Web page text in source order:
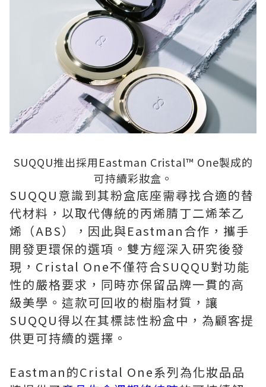
SUQQU推出採用Eastman Cristal™ One製成的
可持續彩妝盒。
SUQQU意識到其粉盒底座需尋找合適的替
代材料，以取代傳統的丙烯腈丁二烯苯乙
烯（ABS），因此與Eastman合作，攜手
開發更環保的選項。雙方經深入研究後發
現，Cristal One不僅符合SUQQU對功能
性的嚴格要求，同時亦保留品牌一貫的高
級美學。這款可回收的樹脂材質，讓
SUQQU得以在其標誌性粉盒中，為顧客提
供更可持續的選擇。
Eastman的Cristal One系列為化妝品品